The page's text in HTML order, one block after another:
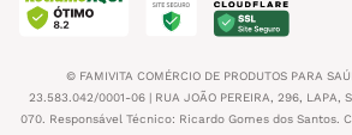
© FAMIVITA COMÉRCIO DE PRODUTOS PARA
23.583.042/0001-06 | RUA JOÃO PEREIRA, 296, LAPA,
070. Responsável Técnico: Ricardo Gomes dos Santos.